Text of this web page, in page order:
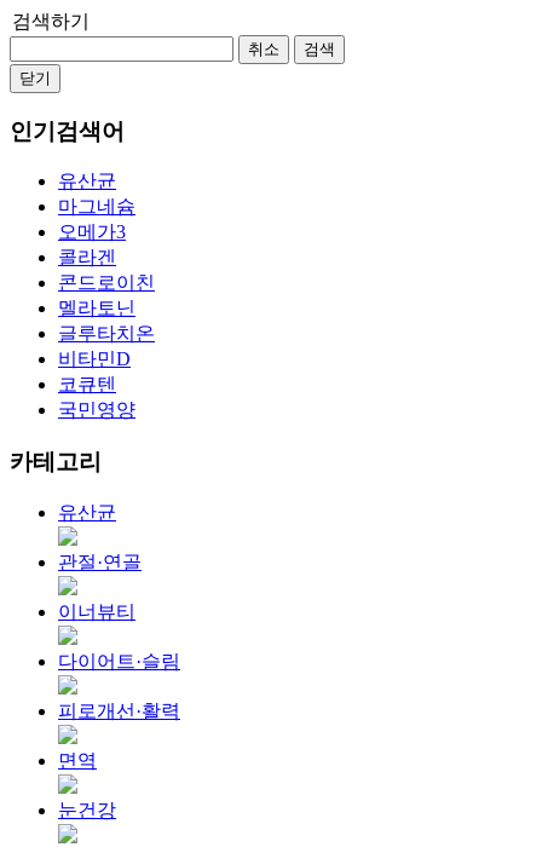
검색하기
취소
검색
닫기
인기검색어
유산균
마그네슘
오메가3
콜라겐
콘드로이친
멜라토닌
글루타치온
비타민D
코큐텐
국민영양
카테고리
유산균
관절·연골
이너뷰티
다이어트·슬림
피로개선·활력
면역
눈건강